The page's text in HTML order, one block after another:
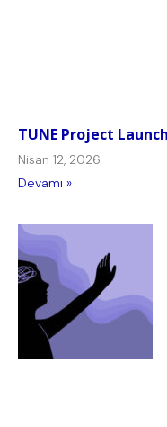
TUNE Project
Nisan 12, 2026
Devamı »